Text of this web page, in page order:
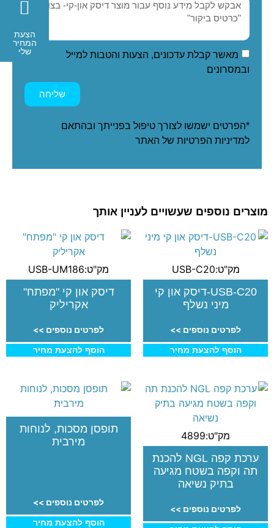
מאשר קבלת עדכונים, הצעות והטבות למייל
ובמסרונים
שליחה
*הפרטים ישמשו לצורך טיפול בפנייתך ובהתאם
למדיניות הפרטיות של האתר
מוצרים נוספים שעשויים לעניין אותך
מק"ט:USB-C20
USB-C20-דיסק און קי
מיני נשלף
לפרטים נוספים >>
הוסף להצעת מחיר
מק"ט:USB-UM186
דיסק און קי "מפתח"
אקריליק
לפרטים נוספים >>
הוסף להצעת מחיר
מק"ט:4899
ערכת קפה NGL להכנת
תה וקפה בשטח מגיעה
בתיק נשיאה
לפרטים נוספים >>
תופסן מסכות, לנוחות
מירבית
לפרטים נוספים >>
הוסף להצעת מחיר
הצעת
המחיר
שלי